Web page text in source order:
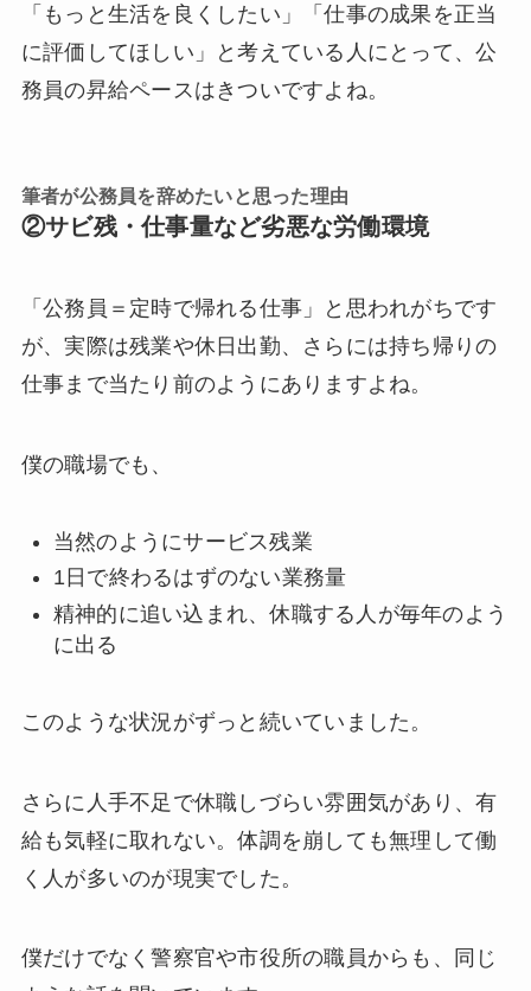
「もっと生活を良くしたい」「仕事の成果を正当
に評価してほしい」と考えている人にとって、公
務員の昇給ペースはきついですよね。
筆者が公務員を辞めたいと思った理由
②サビ残・仕事量など劣悪な労働環境
「公務員＝定時で帰れる仕事」と思われがちです
が、実際は残業や休日出勤、さらには持ち帰りの
仕事まで当たり前のようにありますよね。
僕の職場でも、
当然のようにサービス残業
1日で終わるはずのない業務量
精神的に追い込まれ、休職する人が毎年のよう
に出る
このような状況がずっと続いていました。
さらに人手不足で休職しづらい雰囲気があり、有
給も気軽に取れない。体調を崩しても無理して働
く人が多いのが現実でした。
僕だけでなく警察官や市役所の職員からも、同じ